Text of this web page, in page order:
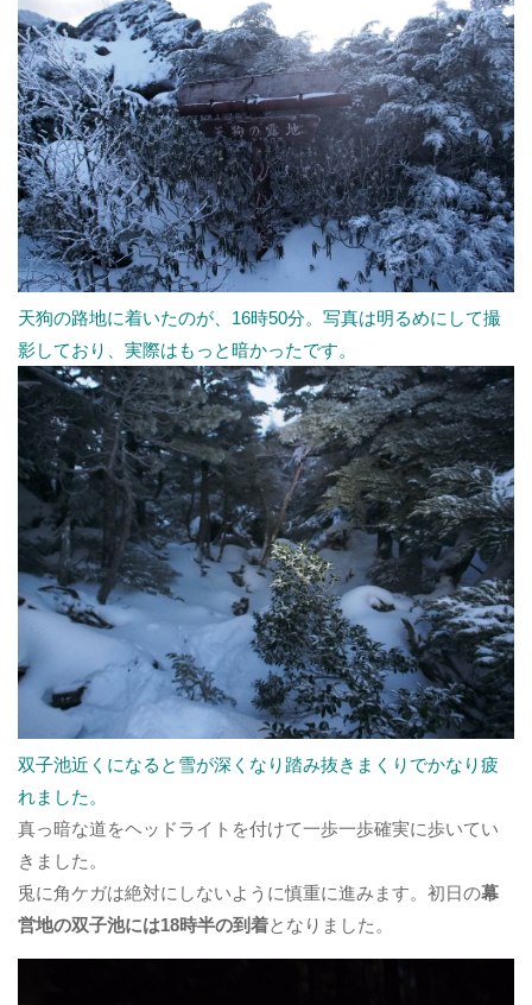
天狗の路地に着いたのが、16時50分。写真は明るめにして撮
影しており、実際はもっと暗かったです。
双子池近くになると雪が深くなり踏み抜きまくりでかなり疲
れました。
真っ暗な道をヘッドライトを付けて一歩一歩確実に歩いてい
きました。
兎に角ケガは絶対にしないように慎重に進みます。初日の幕
営地の双子池には18時半の到着となりました。